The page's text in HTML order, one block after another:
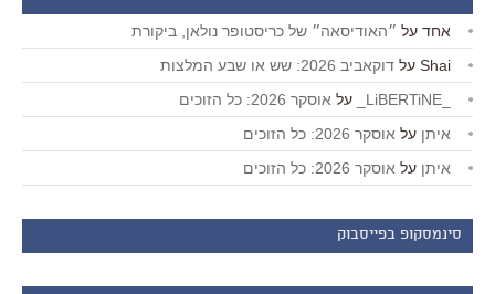
אחד על ״האודיסאה״ של כריסטופר נולאן, ביקורת
Shai על דוקאביב 2026: שש או שבע המלצות
על אוסקר 2026: כל הזוכים
איתן על אוסקר 2026: כל הזוכים
איתן על אוסקר 2026: כל הזוכים
סינמסקופ בפייסבוק